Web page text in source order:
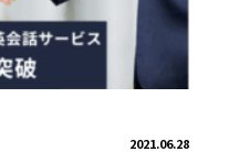
2021.06.28